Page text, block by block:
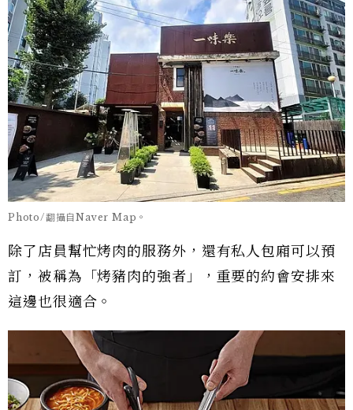
Photo/翻攝自Naver Map。
除了店員幫忙烤肉的服務外，還有私人包廂可以預
訂，被稱為「烤豬肉的強者」，重要的約會安排來
這邊也很適合。